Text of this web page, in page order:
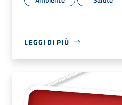
LEGGI DI PIÙ